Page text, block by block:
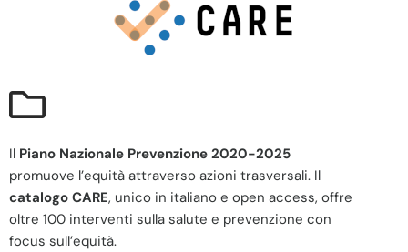
Il Piano Nazionale Prevenzione 2020-2025
promuove l’equità attraverso azioni trasversali. Il
catalogo CARE, unico in italiano e open access, offre
oltre 100 interventi sulla salute e prevenzione con
focus sull’equità.